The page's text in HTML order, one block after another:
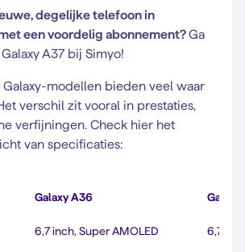
degelijke telefoon in
een voordelig abonnement?Ga
A37 bij Simyo!
Galaxy-modellen bieden veel waar
verschil zit vooral in prestaties,
verfijningen. Check hier het
van specificaties:
Galaxy A36 Galaxy
6,7 inch, Super AMOLED 6,7